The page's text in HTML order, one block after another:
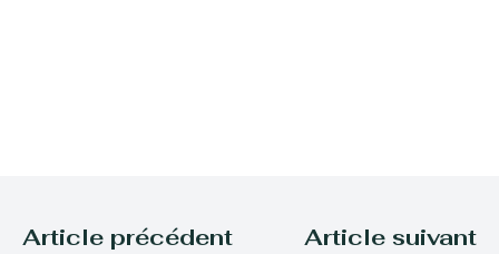
Article précédent Article suivant